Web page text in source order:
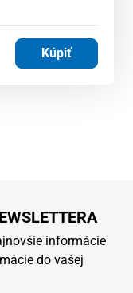
Kúpiť
informácie
do vašej